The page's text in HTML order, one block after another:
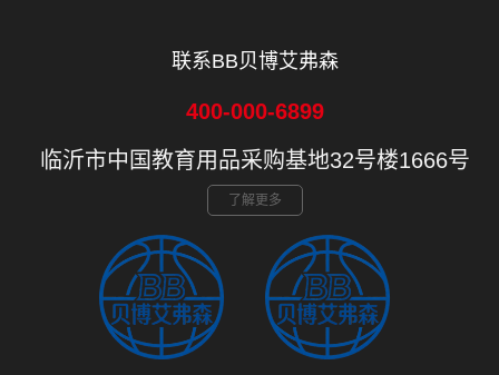
联系BB贝博艾弗森
400-000-6899
临沂市中国教育用品采购基地32号楼1666号
了解更多